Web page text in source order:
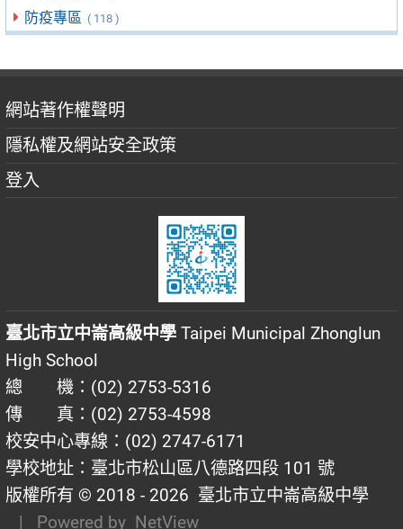
防疫專區 ( 118 )
網站著作權聲明
隱私權及網站安全政策
登入
臺北市立中崙高級中學 Taipei Municipal Zhonglun
High School
總 機：(02) 2753-5316
傳 真：(02) 2753-4598
校安中心專線：(02) 2747-6171
學校地址：臺北市松山區八德路四段 101 號
版權所有 © 2018 - 2026 臺北市立中崙高級中學
| Powered by NetView